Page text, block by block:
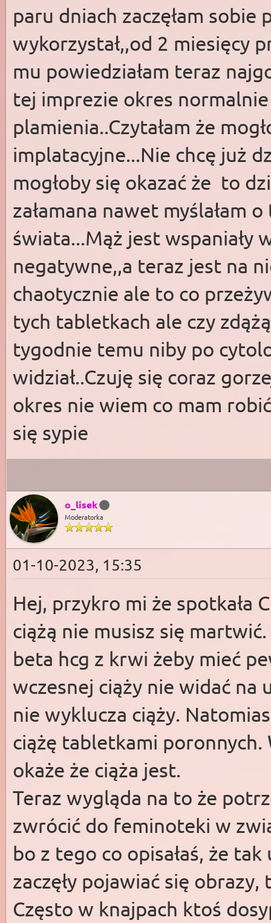
paru dniach zaczęłam
wykorzystał,,od 2 miesięcy
mu powiedziałam teraz
tej imprezie okres
plamienia..Czytałam że
implatacyjne...Nie chcę już
mogłoby się okazać że to
załamana nawet myślałam
świata...Mąż jest wspaniały
negatywne,,a teraz jest na
chaotycznie ale to co
tych tabletkach ale czy
tygodnie temu niby po
widział..Czuję się coraz
okres nie wiem co mam
się sypie
o_lisek
Moderatorka
01-10-2023, 15:35
Hej, przykro mi że spotkała
ciążą nie musisz się
beta hcg z krwi żeby mieć
wczesnej ciąży nie widać
nie wyklucza ciąży.
ciążę tabletkami poronnych.
okaże że ciąża jest.
Teraz wygląda na to że
zwrócić do feminoteki w
bo z tego co opisałaś, że
zaczęły pojawiać się
Często w knajpach ktoś